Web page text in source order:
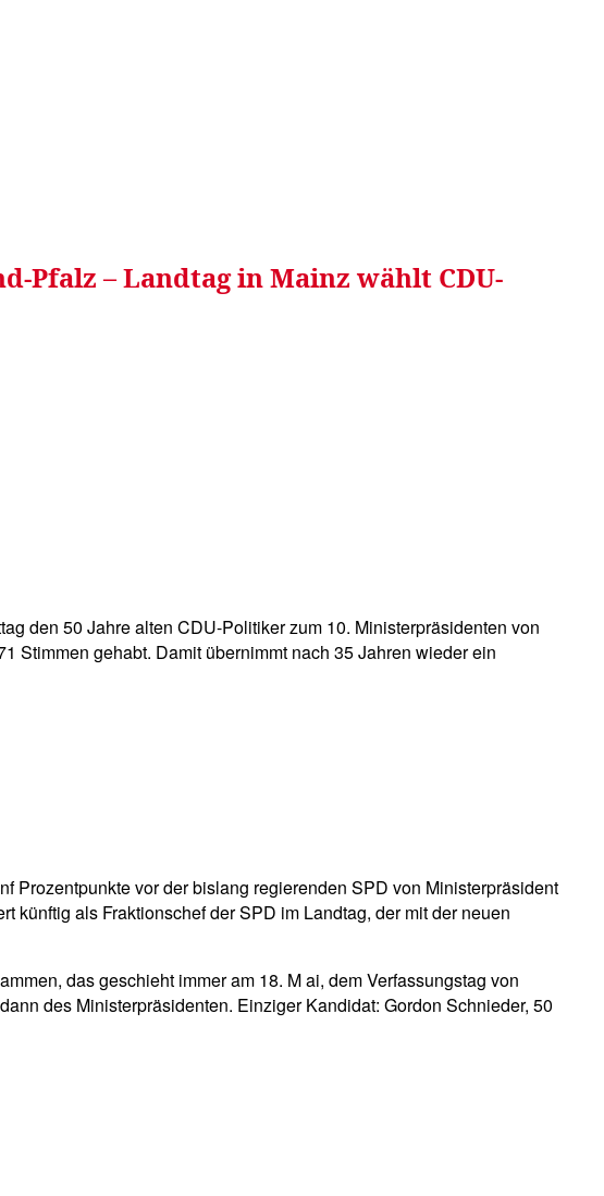
– Landtag in Mainz wählt CDU-
den 50 Jahre alten CDU-Politiker zum 10. Ministerpräsidenten von
Stimmen gehabt. Damit übernimmt nach 35 Jahren wieder ein
Prozentpunkte vor der bislang regierenden SPD von Ministerpräsident
künftig als Fraktionschef der SPD im Landtag, der mit der neuen
das geschieht immer am 18. M ai, dem Verfassungstag von
des Ministerpräsidenten. Einziger Kandidat: Gordon Schnieder, 50